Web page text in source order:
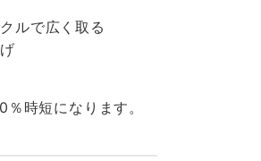
ルで広く取る
時短になります。